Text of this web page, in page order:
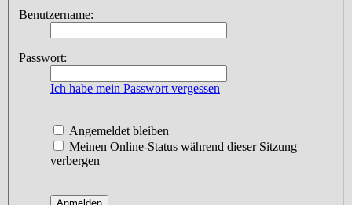
Benutzername:
Passwort:
Ich habe mein Passwort vergessen
Angemeldet bleiben
Meinen Online-Status während dieser Sitzung
verbergen